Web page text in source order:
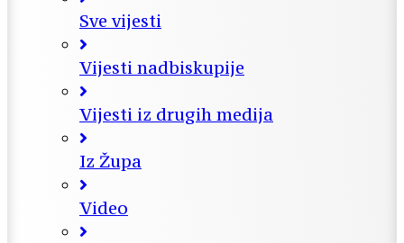
Sve vijesti
Vijesti nadbiskupije
Vijesti iz drugih medija
Iz Župa
Video